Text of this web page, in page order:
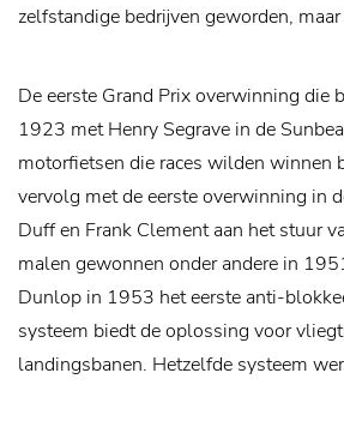
zelfstandige bedrijven geworden,
De eerste Grand Prix overwinning die
1923 met Henry Segrave in de
motorfietsen die races wilden winnen
vervolg met de eerste overwinning in
Duff en Frank Clement aan het stuur
malen gewonnen onder andere in
Dunlop in 1953 het eerste anti-
systeem biedt de oplossing voor
landingsbanen. Hetzelfde systeem